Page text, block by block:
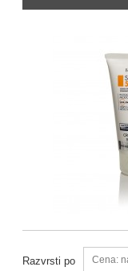
Razvrsti po Cena: